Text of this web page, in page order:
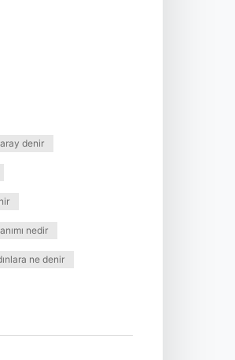
denir
nedir
ne denir